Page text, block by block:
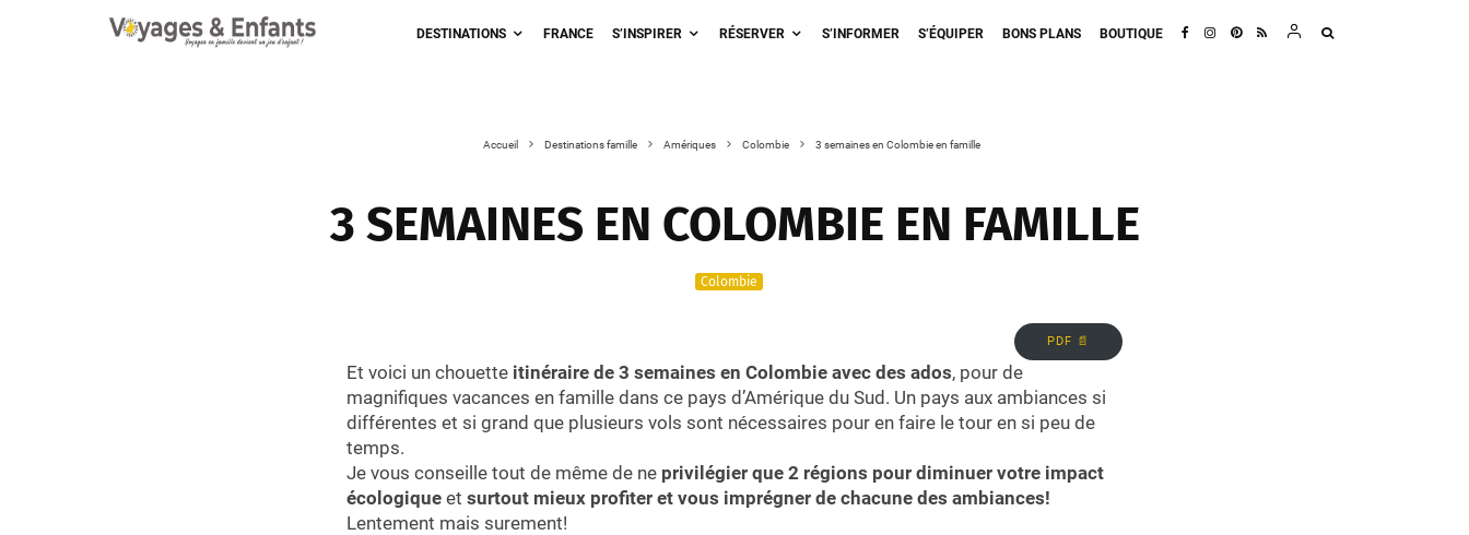
DESTINATIONS FRANCE S’INSPIRER RÉSERVER S’INFORMER S’ÉQUIPER BONS PLANS BOUTIQUE
Accueil Destinations famille Amériques Colombie 3 semaines en Colombie en famille
3 SEMAINES EN COLOMBIE EN FAMILLE
Colombie
PDF 📄
Et voici un chouette itinéraire de 3 semaines en Colombie avec des ados, pour de
magnifiques vacances en famille dans ce pays d’Amérique du Sud. Un pays aux ambiances si
différentes et si grand que plusieurs vols sont nécessaires pour en faire le tour en si peu de
temps.
Je vous conseille tout de même de ne privilégier que 2 régions pour diminuer votre impact
écologique et surtout mieux profiter et vous imprégner de chacune des ambiances!
Lentement mais surement!